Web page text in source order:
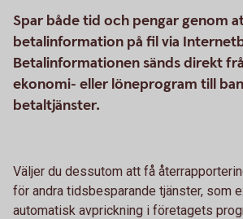
Spar både tid och pengar genom
betalinformation på fil via
Betalinformationen sänds direkt
ekonomi- eller löneprogram till
betaltjänster.
Väljer du dessutom att få
för andra tidsbesparande tjänster, som
automatisk avprickning i företagets